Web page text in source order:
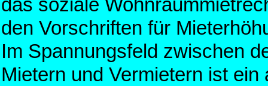
das soziale
den Vorschriften für
Im Spannungsfeld zwischen
Mietern und Vermietern ist